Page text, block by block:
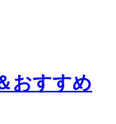
おすすめ